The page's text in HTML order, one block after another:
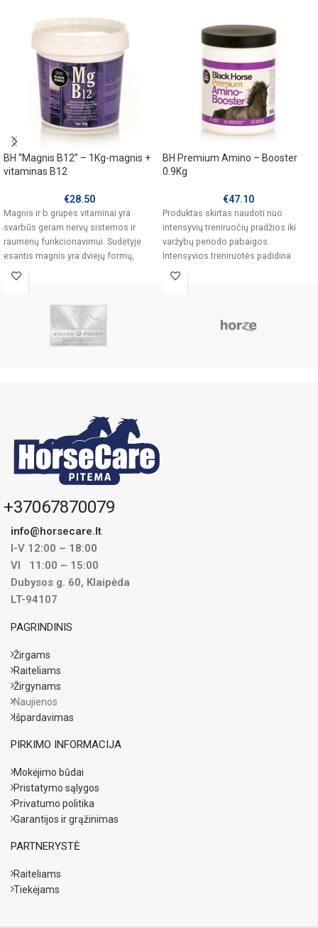
BH “Magnis B12” – 1Kg-magnis +
vitaminas B12
€28.50
Magnis ir b grupės vitaminai yra
svarbūs geram nervų sistemos ir
raumenų funkcionavimui. Sudėtyje
esantis magnis yra dviejų formų,
oksidas
BH Premium Amino – Booster
0.9Kg
€47.10
Produktas skirtas naudoti nuo
intensyvių treniruočių pradžios iki
varžybų periodo pabaigos.
Intensyvios treniruotės padidina
baltymų poreikį ( amino rūgštys),
+37067870079
info@horsecare.lt
I-V 12:00 – 18:00
VI 11:00 – 15:00
Dubysos g. 60, Klaipėda
LT-94107
PAGRINDINIS
Žirgams
Raiteliams
Žirgynams
Naujienos
Išpardavimas
PIRKIMO INFORMACIJA
Mokėjimo būdai
Pristatymo sąlygos
Privatumo politika
Garantijos ir grąžinimas
PARTNERYSTĖ
Raiteliams
Tiekėjams